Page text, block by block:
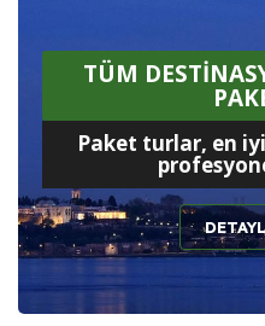
TÜM
Paket turlar, en